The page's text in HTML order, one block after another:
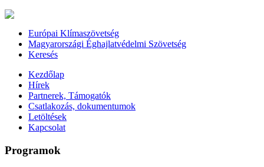
Európai Klímaszövetség
Magyarországi Éghajlatvédelmi Szövetség
Keresés
Kezdőlap
Hírek
Partnerek, Támogatók
Csatlakozás, dokumentumok
Letöltések
Kapcsolat
Programok